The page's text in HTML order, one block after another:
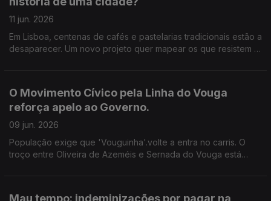
11 jun. 2026
Em Lisboa, centenas de cafés e pastelarias tradicionais estão a
desaparecer. Um novo projeto quer mapear os que resistem e
O Movimento Cívico pela Linha do Vouga
reforça apelo ao Governo.
09 jun. 2026
População exige que 'Vouguinha'.volte a entra no carris. O
troço entre Oliveira de Azeméis e Sernada do Vouga está
Mau tempo: indeminizações por pagar na